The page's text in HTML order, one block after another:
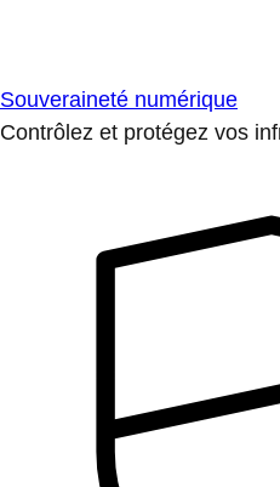
Souveraineté numérique
Contrôlez et protégez vos